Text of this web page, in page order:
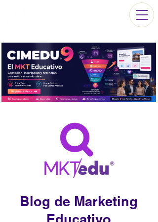
Blog de Marketing